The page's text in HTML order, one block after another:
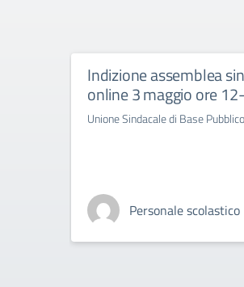
Indizione assemblea
online 3 maggio ore
Unione Sindacale di Base
Personale scolastico